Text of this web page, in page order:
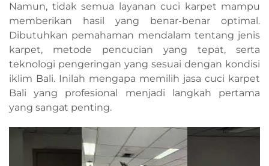
Namun, tidak semua layanan cuci karpet mampu
memberikan hasil yang benar-benar optimal.
Dibutuhkan pemahaman mendalam tentang jenis
karpet, metode pencucian yang tepat, serta
teknologi pengeringan yang sesuai dengan kondisi
iklim Bali. Inilah mengapa memilih jasa cuci karpet
Bali yang profesional menjadi langkah pertama
yang sangat penting.